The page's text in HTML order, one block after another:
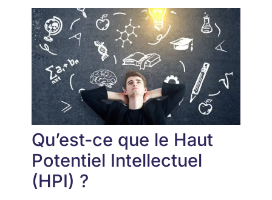
Qu’est-ce que le Haut
Potentiel Intellectuel
(HPI) ?